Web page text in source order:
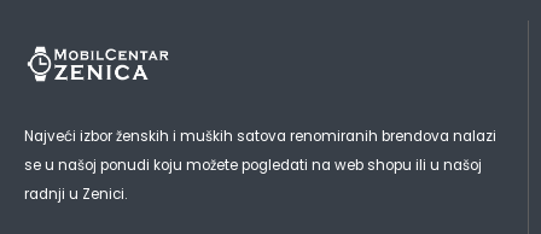
Najveći izbor ženskih i muških satova renomiranih brendova nalazi
se u našoj ponudi koju možete pogledati na web shopu ili u našoj
radnji u Zenici.